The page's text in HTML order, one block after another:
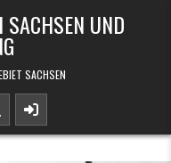
UND
SACHSEN